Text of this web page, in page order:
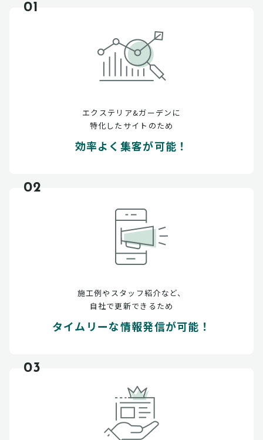
01
エクステリア&ガーデンに
特化したサイトのため
効率よく集客が可能！
02
施工例やスタッフ紹介など、
自社で更新できるため
タイムリーな情報発信が可能！
03